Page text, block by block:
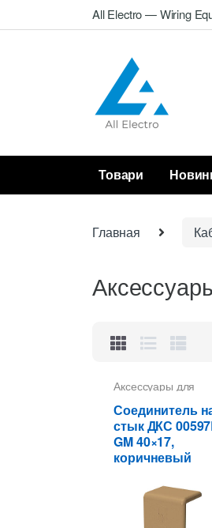
to
to
All Electro — Wiring
Товари
Главная
Аксессуары для
Соединитель
стык ДКС
GM 40×17,
коричневый